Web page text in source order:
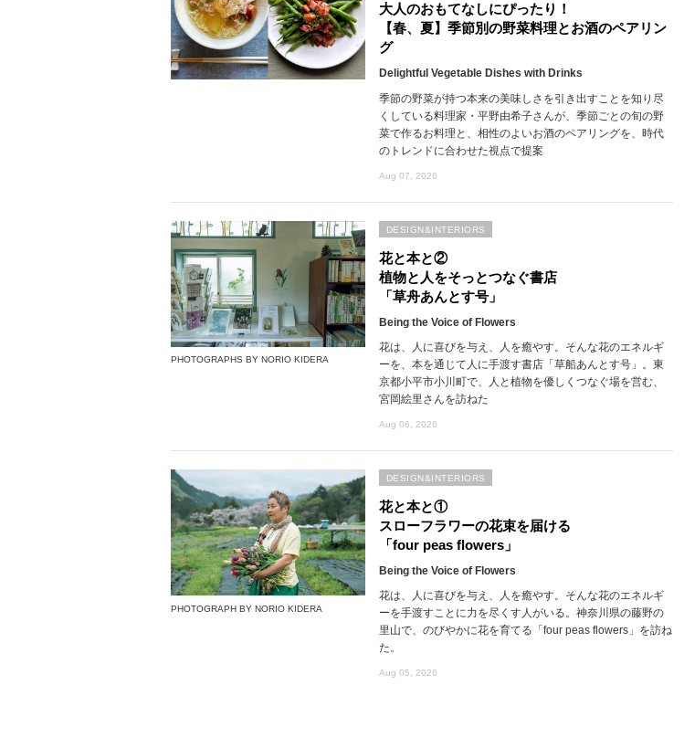
大人のおもてなしにぴったり！
【春、夏】季節別の野菜料理とお酒のペアリン
グ
Delightful Vegetable Dishes with Drinks
季節の野菜が持つ本来の美味しさを引き出すことを知り尽
くしている料理家・平野由希子さんが、季節ごとの旬の野
菜で作るお料理と、相性のよいお酒のペアリングを、時代
のトレンドに合わせた視点で提案
Aug 07, 2026
PHOTOGRAPHS BY NORIO KIDERA
花と本と②
植物と人をそっとつなぐ書店
「草舟あんとす号」
Being the Voice of Flowers
花は、人に喜びを与え、人を癒やす。そんな花のエネルギ
ーを、本を通じて人に手渡す書店「草船あんとす号」。東
京都小平市小川町で、人と植物を優しくつなぐ場を営む、
宮岡絵里さんを訪ねた
Aug 06, 2026
DESIGN&INTERIORS
PHOTOGRAPH BY NORIO KIDERA
花と本と①
スローフラワーの花束を届ける
「four peas flowers」
Being the Voice of Flowers
花は、人に喜びを与え、人を癒やす。そんな花のエネルギ
ーを手渡すことに力を尽くす人がいる。神奈川県の藤野の
里山で、のびやかに花を育てる「four peas flowers」を訪ね
た。
Aug 05, 2026
DESIGN&INTERIORS